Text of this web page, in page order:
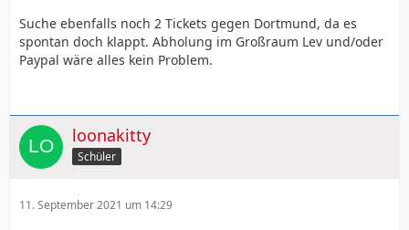
Suche ebenfalls noch 2 Tickets gegen Dortmund, da es
spontan doch klappt. Abholung im Großraum Lev und/oder
Paypal wäre alles kein Problem.
loonakitty
Schüler
11. September 2021 um 14:29